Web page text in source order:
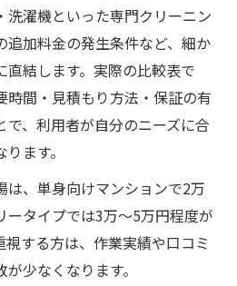
るためのポイント
区市場での予約の流れ
を叶えるコツ
賢く予約する方法
スクリーニング業者の特徴
ッフ体制のチェックポイン
洗濯機といった専門クリーニン
追加料金の発生条件など、細か
直結します。実際の比較表で
時間・見積もり方法・保証の有
、利用者が自分のニーズに合
ます。
は、単身向けマンションで2万
ータイプでは3万～5万円程度が
する方は、作業実績や口コミ
少なくなります。